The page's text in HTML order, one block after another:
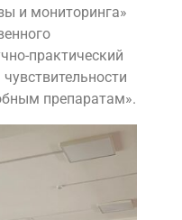
и мониторинга»
практический
препаратам».